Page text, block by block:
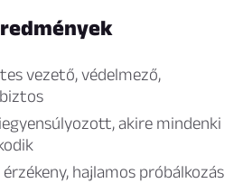
vezető, védelmező,
akire mindenki
hajlamos próbálkozás